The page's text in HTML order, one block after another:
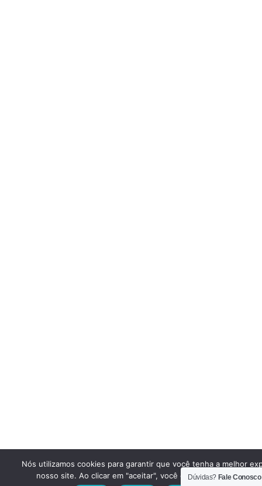
Dúvidas? Fale Conosco
Nós utilizamos cookies para garantir que você tenha a melhor
nosso site. Ao clicar em "aceitar", você concorda em utilizar